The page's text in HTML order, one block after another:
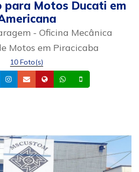
para Motos Ducati em
- Oficina Mecânica
Motos em Piracicaba
10 Foto(s)
TelefoneInstagram
Email Site Whatsapp